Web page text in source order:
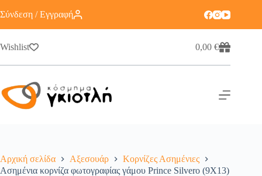
Σύνδεση / Εγγραφή
Wishlist 0,00€
Αρχική σελίδα Αξεσουάρ
Κορνίζες Ασημένιες
Ασημένια κορνίζα φωτογραφίας γάμου Prince Silvero (9X13)